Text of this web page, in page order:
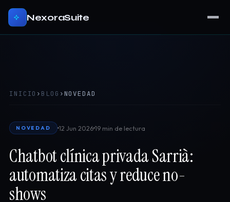
NexoraSuite
INICIO › BLOG ›NOVEDAD
NOVEDAD 12 Jun 202619 min de lectura
Chatbot clínica privada Sarrià:
automatiza citas y reduce no-
shows